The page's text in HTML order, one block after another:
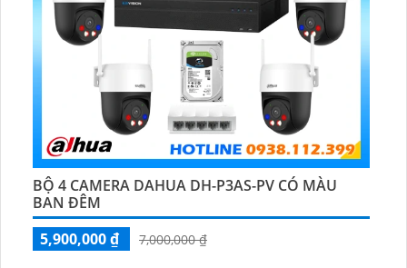
BỘ 4 CAMERA DAHUA DH-P3AS-PV CÓ MÀU
BAN ĐÊM
5,900,000 ₫
7,000,000 ₫